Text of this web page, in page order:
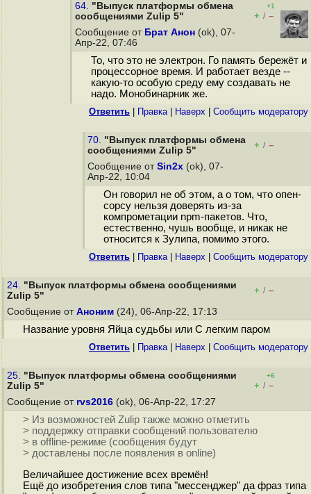
64. "Выпуск платформы обмена
сообщениями Zulip 5"
+1
+ / –
Сообщение от Брат Анон (ok), 07-
Апр-22, 07:46
То, что это не электрон. Го память бережёт и
процессорное время. И работает везде --
какую-то особую среду ему создавать не
надо. Монобинарник же.
Ответить Правка| Наверх Cообщить модератору
70. "Выпуск платформы обмена
сообщениями Zulip 5"
+ / –
Сообщение от Sin2x (ok), 07-
Апр-22, 10:04
Он говорил не об этом, а о том, что опен-
сорсу нельзя доверять из-за
компрометации npm-пакетов. Что,
естественно, чушь вообще, и никак не
относится к Зулипа, помимо этого.
Ответить Правка| Наверх Cообщить модератору
24. "Выпуск платформы обмена сообщениями
Zulip 5"
+ / –
Сообщение от Аноним (24), 06-Апр-22, 17:13
Название уровня Яйца судьбы или С легким паром
Ответить Правка| Наверх Cообщить модератору
25. "Выпуск платформы обмена сообщениями
Zulip 5"
+6
+ / –
Сообщение от rvs2016 (ok), 06-Апр-22, 17:27
> Из возможностей Zulip также можно отметить
> поддержку отправки сообщений пользователю
> в offline-режиме (сообщения будут
> доставлены после появления в online)
Величайшее достижение всех времён!
Ещё до изобретения слов типа "мессенджер" да фраз типа